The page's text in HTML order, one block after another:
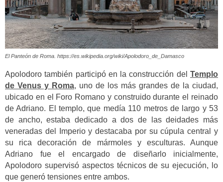
El Panteón de Roma. https://es.wikipedia.org/wiki/Apolodoro_de_Damasco
Apolodoro también participó en la construcción del Templo
de Venus y Roma, uno de los más grandes de la ciudad,
ubicado en el Foro Romano y construido durante el reinado
de Adriano. El templo, que medía 110 metros de largo y 53
de ancho, estaba dedicado a dos de las deidades más
veneradas del Imperio y destacaba por su cúpula central y
su rica decoración de mármoles y esculturas. Aunque
Adriano fue el encargado de diseñarlo inicialmente,
Apolodoro supervisó aspectos técnicos de su ejecución, lo
que generó tensiones entre ambos.